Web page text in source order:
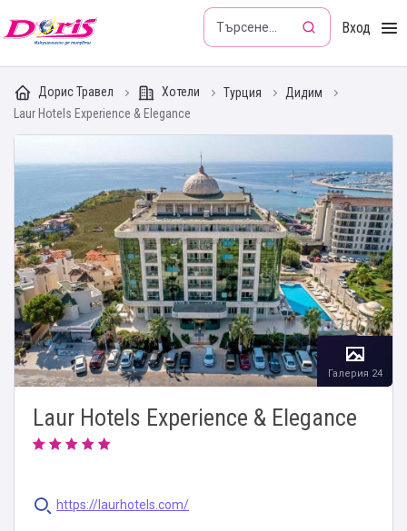
Doris - Изкушението да пътуваш Вход
Дорис Травел Хотели Турция
Дидим
Laur Hotels Experience & Elegance
Laur Hotels Experience & Elegance
https://laurhotels.com/
Галерия 24